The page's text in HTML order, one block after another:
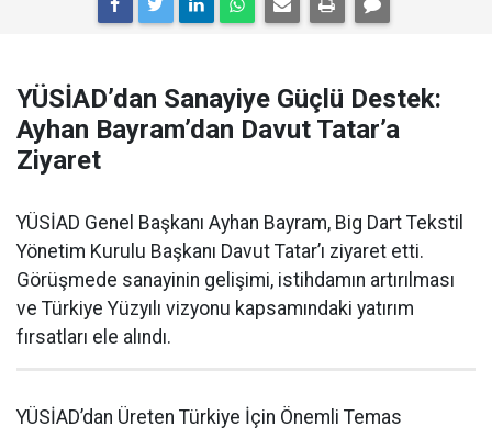
YÜSİAD’dan Sanayiye Güçlü Destek:
Ayhan Bayram’dan Davut Tatar’a
Ziyaret
YÜSİAD Genel Başkanı Ayhan Bayram, Big Dart Tekstil
Yönetim Kurulu Başkanı Davut Tatar’ı ziyaret etti.
Görüşmede sanayinin gelişimi, istihdamın artırılması
ve Türkiye Yüzyılı vizyonu kapsamındaki yatırım
fırsatları ele alındı.
YÜSİAD’dan Üreten Türkiye İçin Önemli Temas